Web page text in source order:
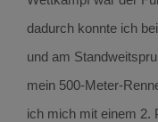
dadurch konnte ich
und am
mein 500-Meter-
ich mich mit einem 2.